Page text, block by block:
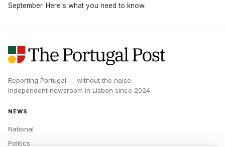
September. Here's what you need to know.
Reporting Portugal — without the noise.
Independent newsroom in Lisbon since 2024.
NEWS
National
Politics